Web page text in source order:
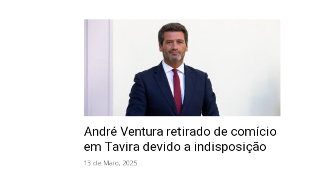
André Ventura retirado de comício
em Tavira devido a indisposição
13 de Maio, 2025